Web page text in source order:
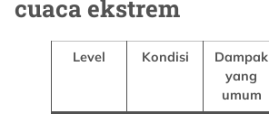
cuaca ekstrem
Level Kondisi
Dampak
yang
umum